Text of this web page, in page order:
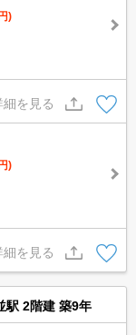
)
細を見る
)
細を見る
駅 2階建 築9年